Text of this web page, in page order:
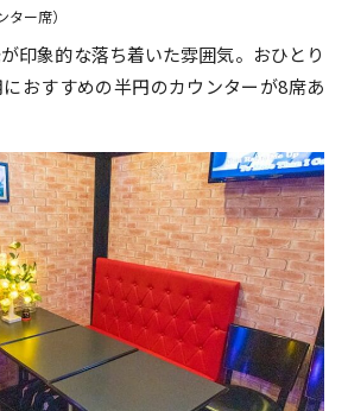
ー席）
印象的な落ち着いた雰囲気。おひとり
おすすめの半円のカウンターが8席あ